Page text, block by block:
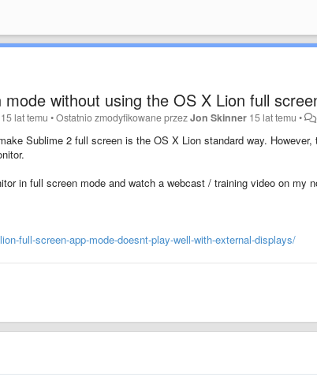
without using the OS X Lion full
15 lat temu •Ostatnio zmodyfikowane przezJon Skinner 15 lat temu •
Sublime 2 full screen is the OS X Lion standard way.
in full screen mode and watch a webcast / training video on my
full-screen-app-mode-doesnt-play-well-with-external-displays/